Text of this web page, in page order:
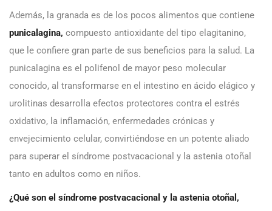
Además, la granada es de los pocos alimentos que contiene
punicalagina, compuesto antioxidante del tipo elagitanino,
que le confiere gran parte de sus beneficios para la salud. La
punicalagina es el polifenol de mayor peso molecular
conocido, al transformarse en el intestino en ácido elágico y
urolitinas desarrolla efectos protectores contra el estrés
oxidativo, la inflamación, enfermedades crónicas y
envejecimiento celular, convirtiéndose en un potente aliado
para superar el síndrome postvacacional y la astenia otoñal
tanto en adultos como en niños.
¿Qué son el síndrome postvacacional y la astenia otoñal,